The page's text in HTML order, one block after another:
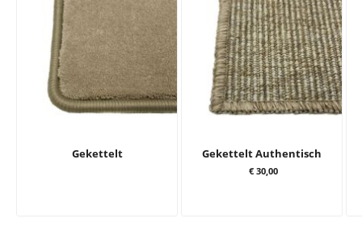
Gekettelt Gekettelt Authentisch
€ 30,00